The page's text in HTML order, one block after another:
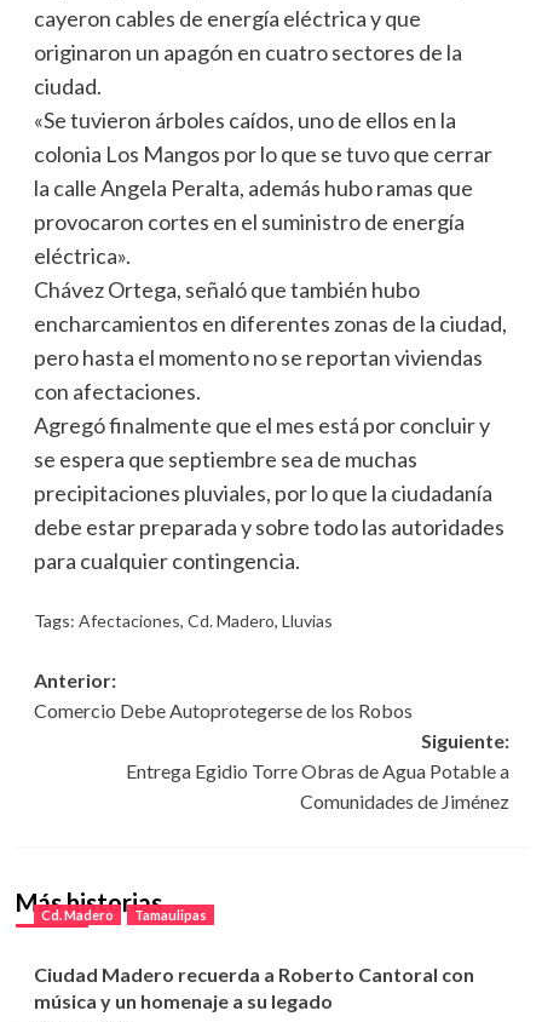
cayeron cables de energía eléctrica y que
originaron un apagón en cuatro sectores de la
ciudad.
«Se tuvieron árboles caídos, uno de ellos en la
colonia Los Mangos por lo que se tuvo que cerrar
la calle Angela Peralta, además hubo ramas que
provocaron cortes en el suministro de energía
eléctrica».
Chávez Ortega, señaló que también hubo
encharcamientos en diferentes zonas de la ciudad,
pero hasta el momento no se reportan viviendas
con afectaciones.
Agregó finalmente que el mes está por concluir y
se espera que septiembre sea de muchas
precipitaciones pluviales, por lo que la ciudadanía
debe estar preparada y sobre todo las autoridades
para cualquier contingencia.
Tags: Afectaciones, Cd. Madero, Lluvias
Navegación
de
entradas
Anterior:
Comercio Debe Autoprotegerse de los Robos
Siguiente:
Entrega Egidio Torre Obras de Agua Potable a
Comunidades de Jiménez
Más historias
Cd. Madero Tamaulipas
Ciudad Madero recuerda a Roberto Cantoral con
música y un homenaje a su legado